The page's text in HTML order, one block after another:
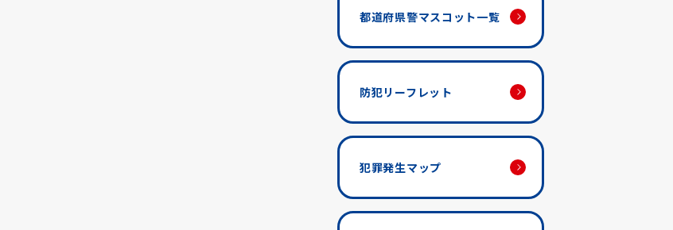
都道府県警マスコット一覧
防犯リーフレット
犯罪発生マップ